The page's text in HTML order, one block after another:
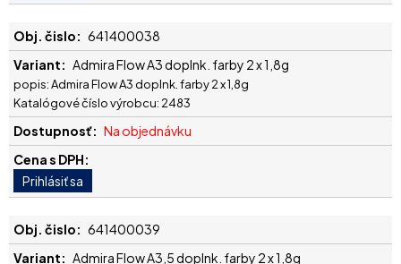
641400038
Admira Flow A3 doplnk. farby 2 x 1,8g
popis: Admira Flow A3 doplnk. farby 2 x 1,8g
Katalógové číslo výrobcu: 2483
Na objednávku
641400039
Admira Flow A3,5 doplnk. farby 2 x 1,8g